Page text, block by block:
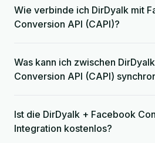
Wie verbinde ich DirDyalk mit
Conversion API (CAPI)?
Was kann ich zwischen
Conversion API (CAPI)
Ist die DirDyalk + Facebook
Integration kostenlos?